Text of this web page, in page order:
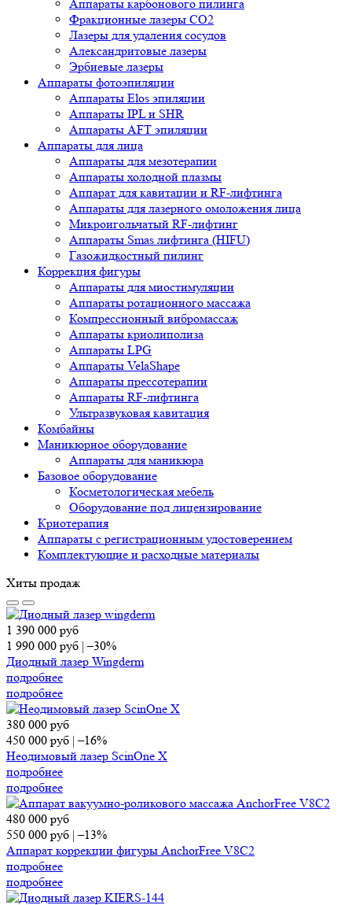
Аппараты карбонового пилинга
Фракционные лазеры CO2
Лазеры для удаления сосудов
Александритовые лазеры
Эрбиевые лазеры
Аппараты фотоэпиляции
Аппараты Elos эпиляции
Аппараты IPL и SHR
Аппараты AFT эпиляции
Аппараты для лица
Аппараты для мезотерапии
Аппараты холодной плазмы
Аппарат для кавитации и RF-лифтинга
Аппараты для лазерного омоложения лица
Микроигольчатый RF-лифтинг
Аппараты Smas лифтинга (HIFU)
Газожидкостный пилинг
Коррекция фигуры
Аппараты для миостимуляции
Аппараты ротационного массажа
Компрессионный вибромассаж
Аппараты криолиполиза
Аппараты LPG
Аппараты VelaShape
Аппараты прессотерапии
Аппараты RF-лифтинга
Ультразвуковая кавитация
Комбайны
Маникюрное оборудование
Аппараты для маникюра
Базовое оборудование
Косметологическая мебель
Оборудование под лицензирование
Криотерапия
Аппараты c регистрационным удостоверением
Комплектующие и расходные материалы
Хиты продаж
1 390 000 руб
1 990 000 руб |–30%
Диодный лазер Wingderm
подробнее
подробнее
380 000 руб
450 000 руб |–16%
Неодимовый лазер ScinOne X
подробнее
подробнее
480 000 руб
550 000 руб |–13%
Аппарат коррекции фигуры AnchorFree V8C2
подробнее
подробнее